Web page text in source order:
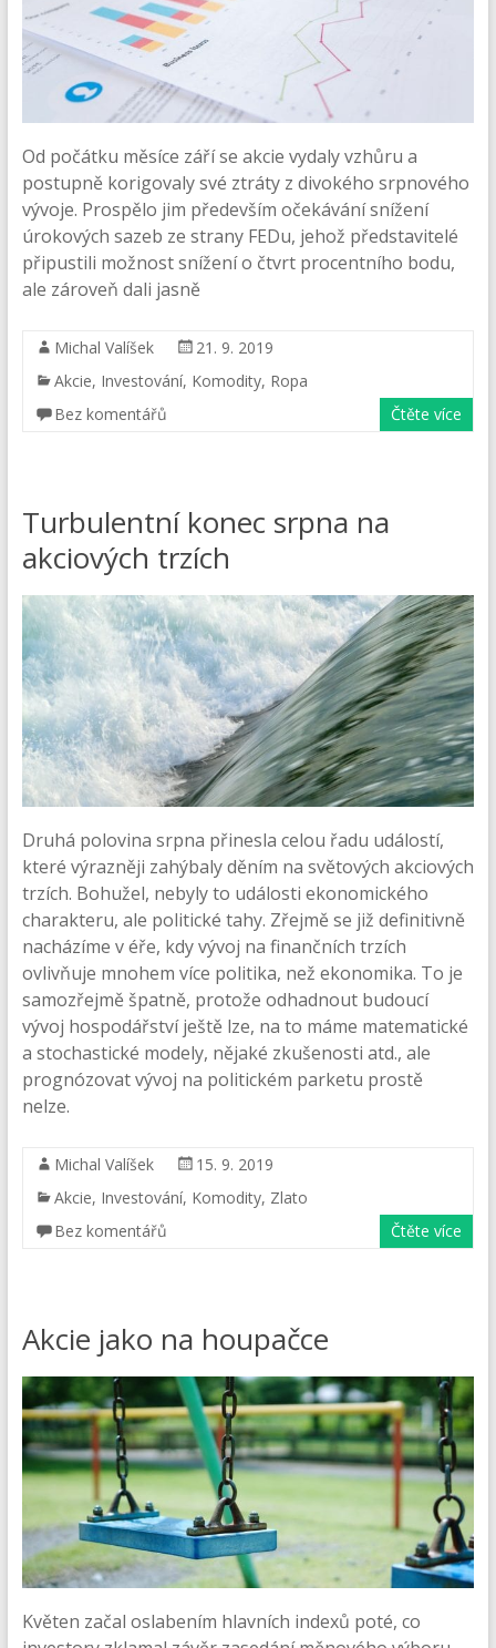
Od počátku měsíce září se akcie vydaly vzhůru a
postupně korigovaly své ztráty z divokého srpnového
vývoje. Prospělo jim především očekávání snížení
úrokových sazeb ze strany FEDu, jehož představitelé
připustili možnost snížení o čtvrt procentního bodu,
ale zároveň dali jasně
Michal Valíšek
21. 9. 2019
Akcie, Investování, Komodity, Ropa
Bez komentářů
Čtěte více
Turbulentní konec srpna na
akciových trzích
Druhá polovina srpna přinesla celou řadu událostí,
které výrazněji zahýbaly děním na světových akciových
trzích. Bohužel, nebyly to události ekonomického
charakteru, ale politické tahy. Zřejmě se již definitivně
nacházíme v éře, kdy vývoj na finančních trzích
ovlivňuje mnohem více politika, než ekonomika. To je
samozřejmě špatně, protože odhadnout budoucí
vývoj hospodářství ještě lze, na to máme matematické
a stochastické modely, nějaké zkušenosti atd., ale
prognózovat vývoj na politickém parketu prostě
nelze.
Michal Valíšek
15. 9. 2019
Akcie, Investování, Komodity, Zlato
Bez komentářů
Čtěte více
Akcie jako na houpačce
Květen začal oslabením hlavních indexů poté, co